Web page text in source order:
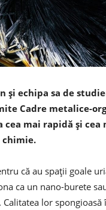
și echipa sa de
Cadre metalice-
cea mai rapidă și
că au spații goale
ca un nano-burete
Calitatea lor spongioasă